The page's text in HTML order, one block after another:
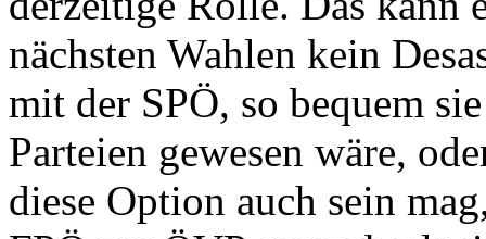
nächsten Wahlen kein
mit der SPÖ, so bequem
Parteien gewesen wäre,
diese Option auch sein